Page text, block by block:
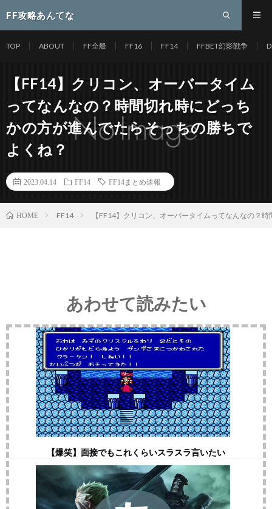
FF攻略あんてな
TOP ABOUT FF全般 FF16 FF14 FFBET幻影戦争
【FF14】クリコン、オーバータイム
ってなんなの？時間切れ時にどっち
かの方が進んでたらそっちの勝ちで
よくね？
2023.04.14 FF14 FF14まとめ速報
HOME FF14 【FF14】クリコン、オーバータイムってなんなの？
あわせて読みたい
【爆笑】面接でもこれくらいスラスラ言いたい